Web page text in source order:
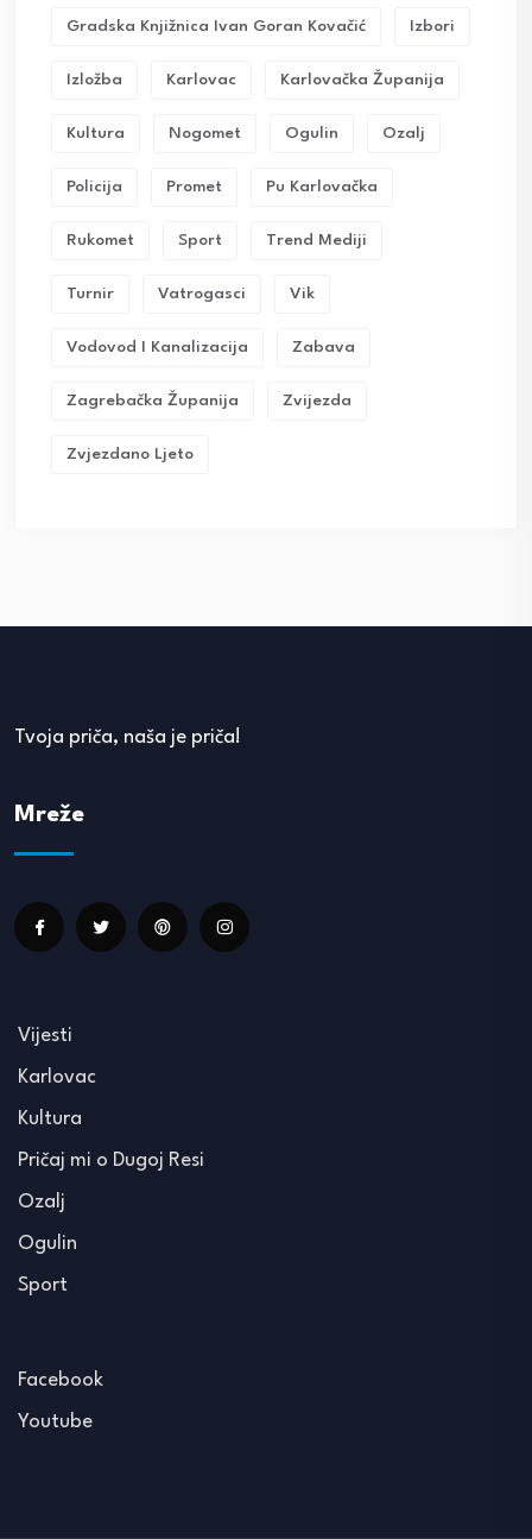
Gradska Knjižnica Ivan Goran Kovačić Izbori
Izložba Karlovac Karlovačka Županija
Kultura Nogomet Ogulin Ozalj
Policija Promet Pu Karlovačka
Rukomet Sport Trend Mediji
Turnir Vatrogasci Vik
Vodovod I Kanalizacija Zabava
Zagrebačka Županija Zvijezda
Zvjezdano Ljeto
Tvoja priča, naša je priča!
Mreže
Vijesti
Karlovac
Kultura
Pričaj mi o Dugoj Resi
Ozalj
Ogulin
Sport
Facebook
Youtube